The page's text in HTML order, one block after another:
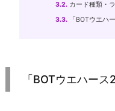
3.2.カード種類・
3.3.「BOTウエハ
「BOTウエハー